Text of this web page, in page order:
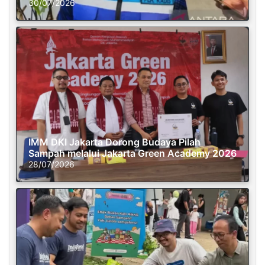
30/07/2026
IMM DKI Jakarta Dorong Budaya Pilah
Sampah melalui Jakarta Green Academy 2026
28/07/2026